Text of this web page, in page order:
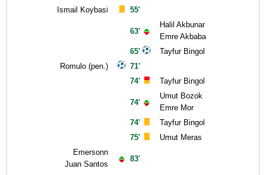
Ismail Koybasi
Romulo (pen.)
Emersonn
Juan Santos
55'
63'
65'
71'
74'
74'
74'
75'
83'
Halil Akbunar
Emre Akbaba
Tayfur Bingol
Tayfur Bingol
Umut Bozok
Emre Mor
Tayfur Bingol
Umut Meras